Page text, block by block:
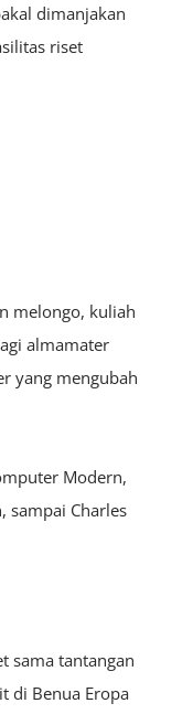
dimanjakan
riset
melongo, kuliah
almamater
yang mengubah
Modern,
sampai Charles
sama tantangan
di Benua Eropa